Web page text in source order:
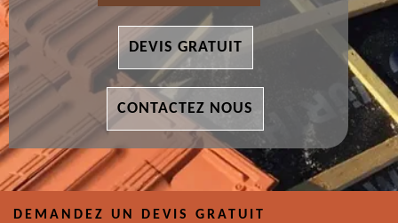
DEVIS GRATUIT
CONTACTEZ NOUS
DEMANDEZ UN DEVIS GRATUIT